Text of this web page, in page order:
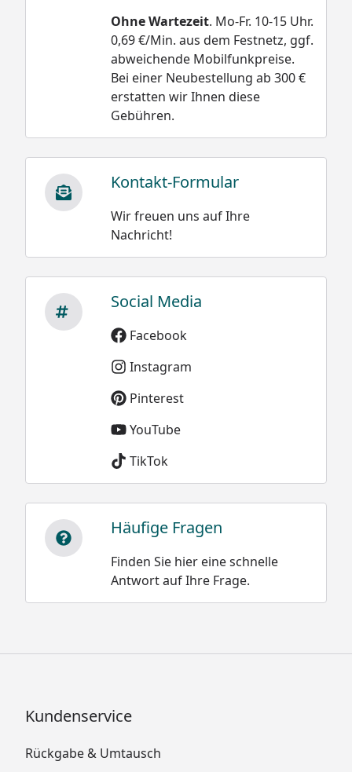
Ohne Wartezeit. Mo-Fr. 10-15 Uhr.
0,69 €/Min. aus dem Festnetz, ggf.
abweichende Mobilfunkpreise.
Bei einer Neubestellung ab 300 €
erstatten wir Ihnen diese
Gebühren.
Kontakt-Formular
Wir freuen uns auf Ihre
Nachricht!
Social Media
Facebook
Instagram
Pinterest
YouTube
TikTok
Häufige Fragen
Finden Sie hier eine schnelle
Antwort auf Ihre Frage.
Kundenservice
Rückgabe & Umtausch